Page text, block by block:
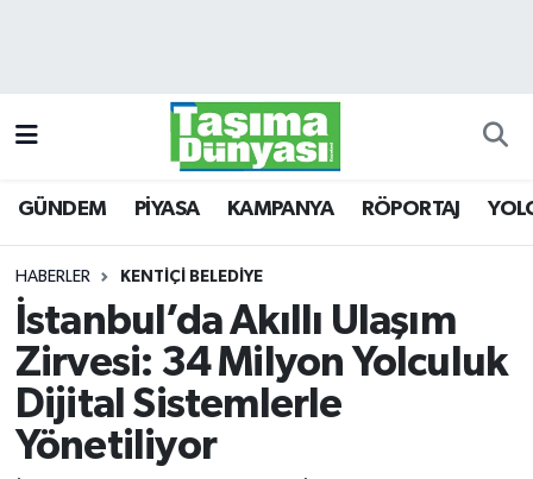
GÜNDEM PİYASA KAMPANYA RÖPORTAJ
HABERLER KENTİÇİ BELEDİYE
İstanbul’da Akıllı Ulaşım
Zirvesi: 34 Milyon Yolculuk
Dijital Sistemlerle
Yönetiliyor
KAMPANYA
RÖPORTAJ
YOLCU TAŞIMA
LOJİSTİK
E-GAZETE
Trafik Durumu
Süper Lig Puan Durumu ve Fikstür
Tüm Manşetler
Son Dakika Haberleri
Haber Arşivi